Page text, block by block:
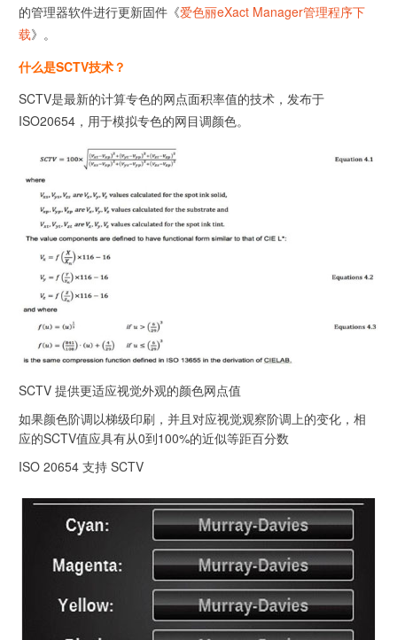
的管理器软件进行更新固件《爱色丽eXact Manager管理程序下
载》。
什么是SCTV技术？
SCTV是最新的计算专色的网点面积率值的技术，发布于
ISO20654，用于模拟专色的网目调颜色。
SCTV 提供更适应视觉外观的颜色网点值
如果颜色阶调以梯级印刷，并且对应视觉观察阶调上的变化，相
应的SCTV值应具有从0到100%的近似等距百分数
ISO 20654 支持 SCTV